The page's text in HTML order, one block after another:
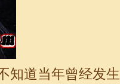
知道当年曾经发